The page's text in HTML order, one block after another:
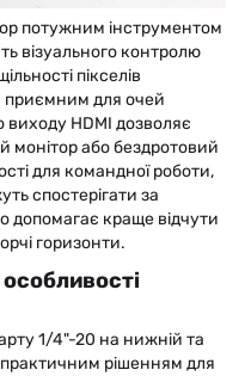
потужним інструментом
візуального контролю
пікселів
приємним для очей
виходу HDMI дозволяє
монітор або бездротовий
для командної роботи,
спостерігати за
допомагає краще відчути
горизонти.
1/4"-20 на нижній та
рішенням для